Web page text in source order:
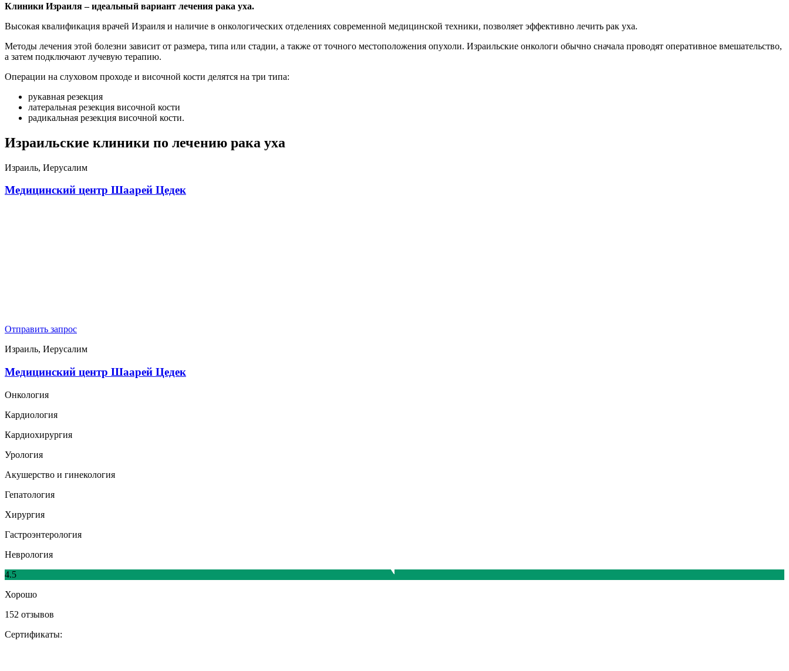
Клиники Израиля – идеальный вариант лечения рака уха.
Высокая квалификация врачей Израиля и наличие в онкологических отделениях современной медицинской техники, позволяет эффективно лечить рак уха.
Методы лечения этой болезни зависит от размера, типа или стадии, а также от точного местоположения опухоли. Израильские онкологи обычно сначала проводят оперативное вмешательство,
а затем подключают лучевую терапию.
Операции на слуховом проходе и височной кости делятся на три типа:
рукавная резекция
латеральная резекция височной кости
радикальная резекция височной кости.
Израильские клиники по лечению рака уха
Израиль, Иерусалим
Медицинский центр Шаарей Цедек
Отправить запрос
Израиль, Иерусалим
Медицинский центр Шаарей Цедек
Онкология
Кардиология
Кардиохирургия
Урология
Акушерство и гинекология
Гепатология
Хирургия
Гастроэнтерология
Неврология
4.5
Хорошо
152 отзывов
Сертификаты: